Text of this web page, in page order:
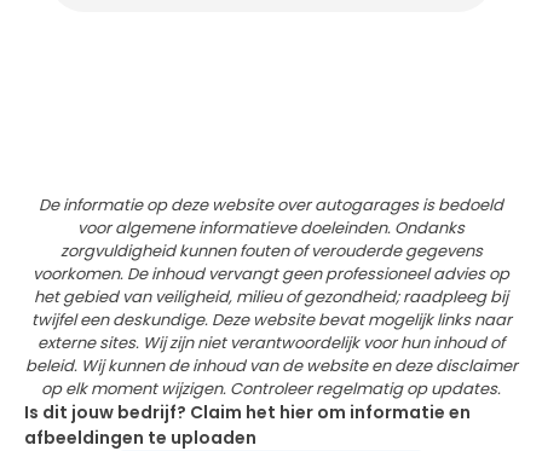
De informatie op deze website over autogarages is bedoeld
voor algemene informatieve doeleinden. Ondanks
zorgvuldigheid kunnen fouten of verouderde gegevens
voorkomen. De inhoud vervangt geen professioneel advies op
het gebied van veiligheid, milieu of gezondheid; raadpleeg bij
twijfel een deskundige. Deze website bevat mogelijk links naar
externe sites. Wij zijn niet verantwoordelijk voor hun inhoud of
beleid. Wij kunnen de inhoud van de website en deze disclaimer
op elk moment wijzigen. Controleer regelmatig op updates.
Is dit jouw bedrijf? Claim het hier om informatie en
afbeeldingen te uploaden